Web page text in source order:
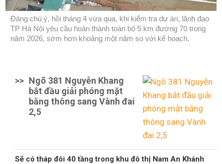
Đáng chú ý, hồi tháng 4 vừa qua, khi kiểm tra dự án, lãnh đạo
TP Hà Nội yêu cầu hoàn thành toàn bộ 5 km đường 70 trong
năm 2026, sớm hơn khoảng một năm so với kế hoạch.
>> Ngõ 381 Nguyễn Khang
bắt đầu giải phóng mặt
bằng thông sang Vành đai
2,5
Sẽ có tháp đôi 40 tầng trong khu đô thị Nam An Khánh